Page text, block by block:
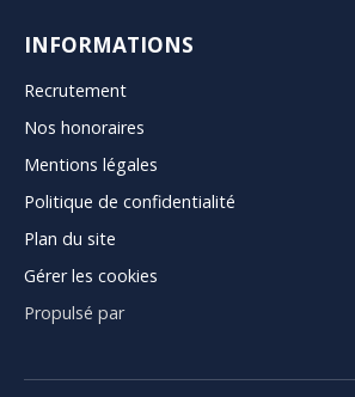
INFORMATIONS
Recrutement
Nos honoraires
Mentions légales
Politique de confidentialité
Plan du site
Gérer les cookies
Propulsé par